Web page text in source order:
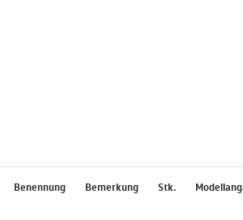
Benennung Bemerkung Stk.